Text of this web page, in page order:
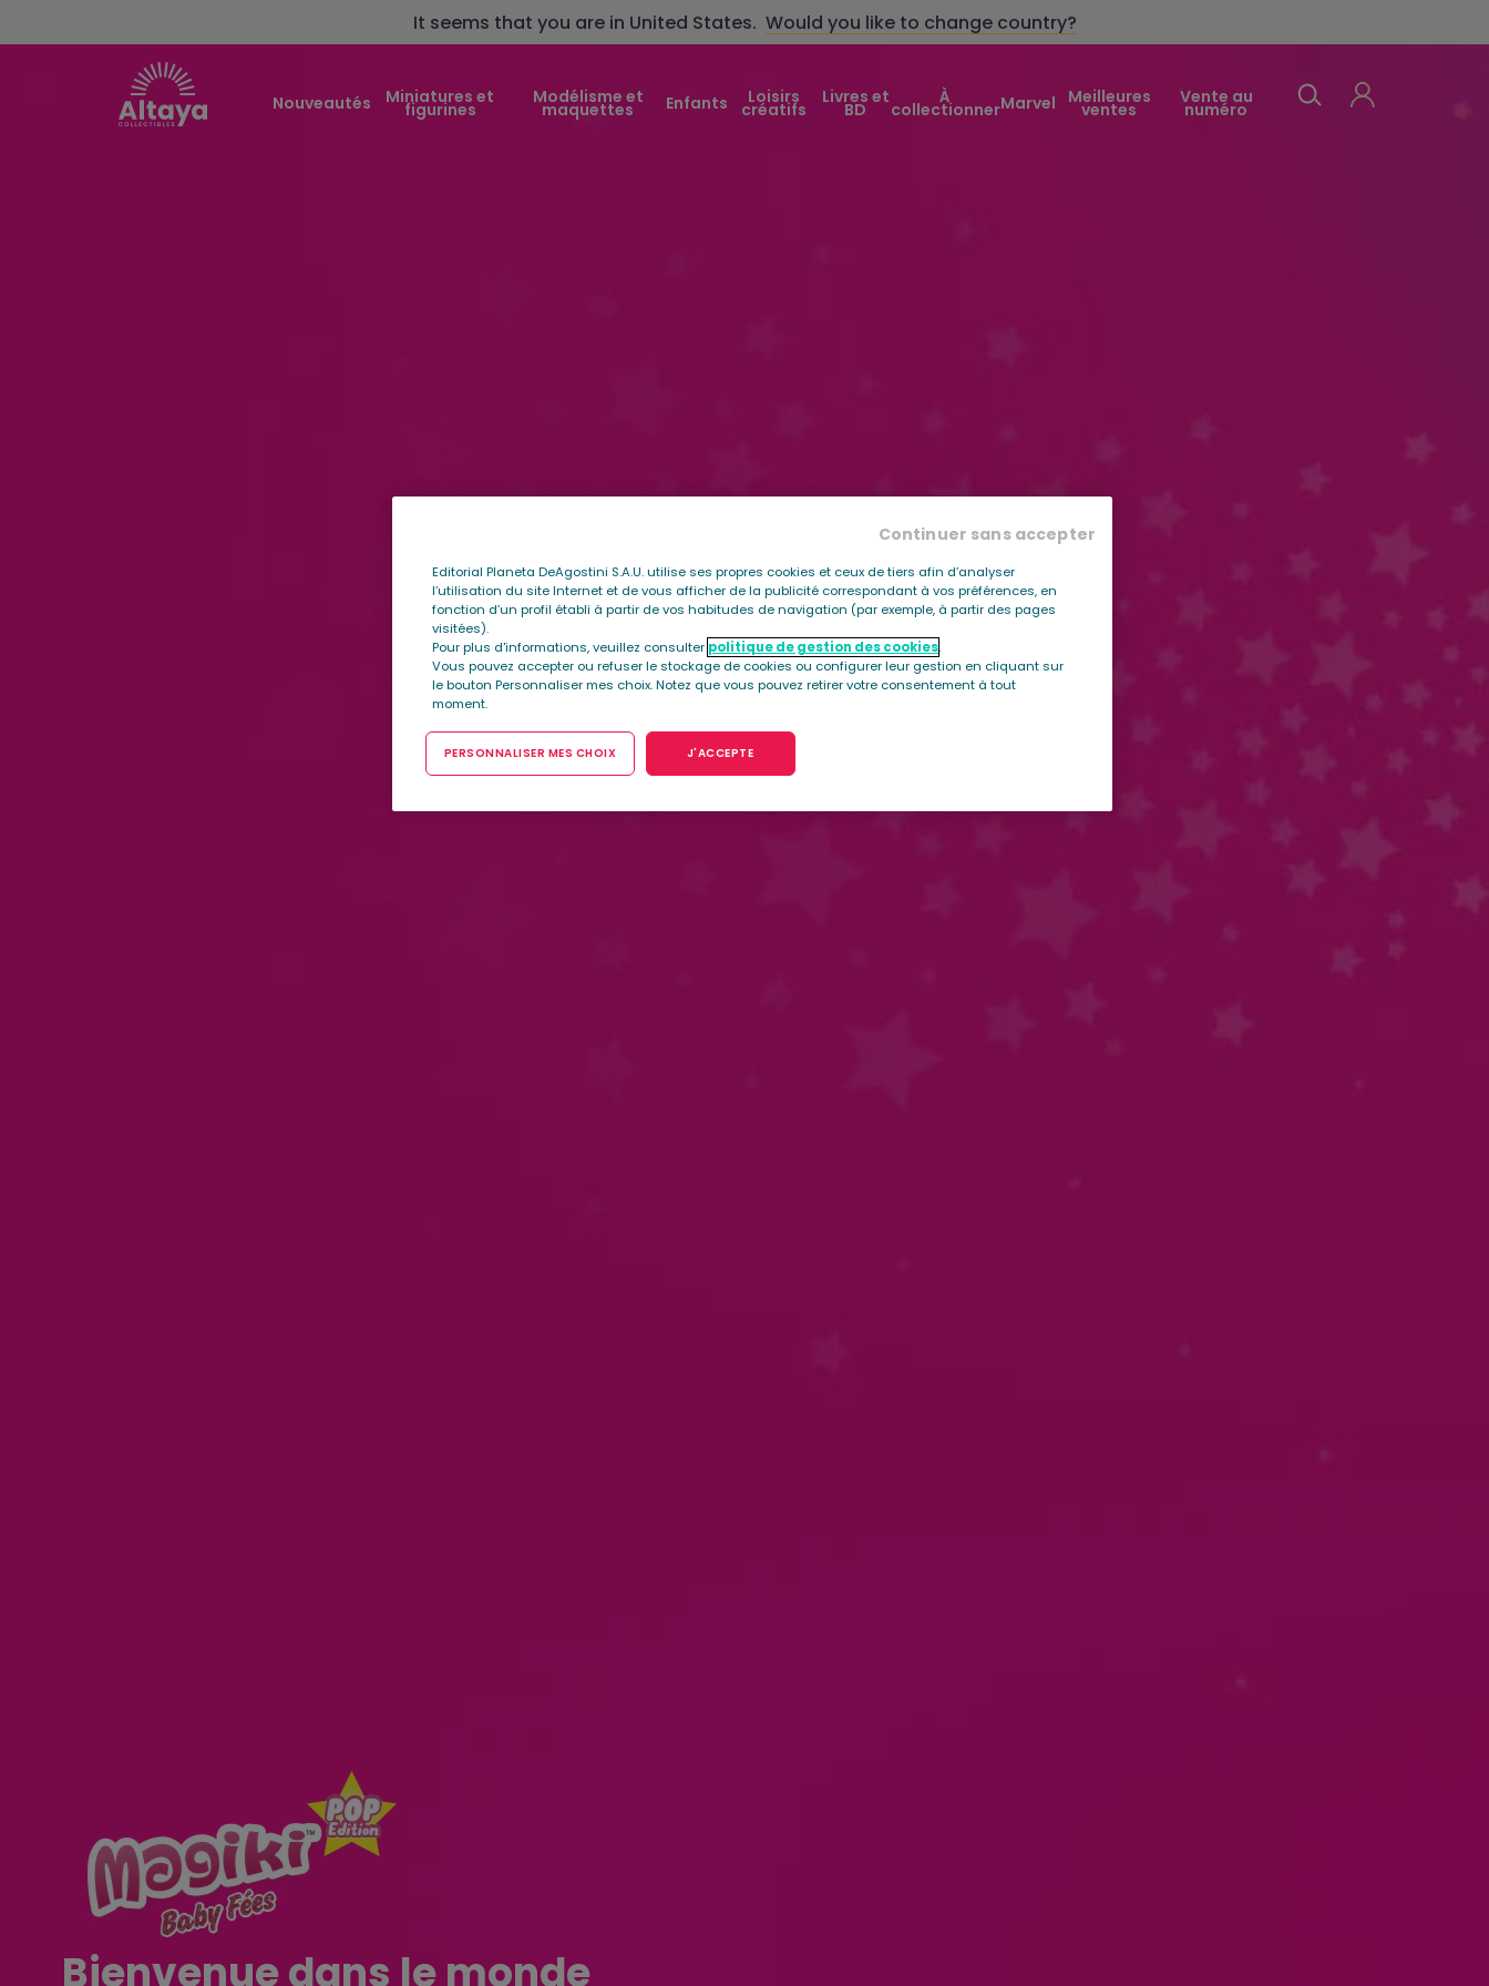
It seems that you are in United States. Would you like to change country?
Nouveautés Miniatures et
figurines
Modélisme et
maquettes Enfants Loisirs
créatifs
Livres et
BD
À
collectionnerMarvel Meilleures
ventes
Vente au
numéro
Bienvenue dans le monde
Editorial Planeta DeAgostini S.A.U. utilise ses propres cookies et ceux de tiers afin d’analyser
l’utilisation du site Internet et de vous afficher de la publicité correspondant à vos préférences, en
fonction d’un profil établi à partir de vos habitudes de navigation (par exemple, à partir des pages
visitées).
Pour plus d'informations, veuillez consulter politique de gestion des cookies.
Vous pouvez accepter ou refuser le stockage de cookies ou configurer leur gestion en cliquant sur
le bouton Personnaliser mes choix. Notez que vous pouvez retirer votre consentement à tout
moment.
J'ACCEPTE
PERSONNALISER MES CHOIX
Continuer sans accepter